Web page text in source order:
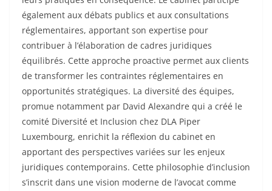
également aux débats publics et aux consultations
réglementaires, apportant son expertise pour
contribuer à l’élaboration de cadres juridiques
équilibrés. Cette approche proactive permet aux clients
de transformer les contraintes réglementaires en
opportunités stratégiques. La diversité des équipes,
promue notamment par David Alexandre qui a créé le
comité Diversité et Inclusion chez DLA Piper
Luxembourg, enrichit la réflexion du cabinet en
apportant des perspectives variées sur les enjeux
juridiques contemporains. Cette philosophie d’inclusion
s’inscrit dans une vision moderne de l’avocat comme